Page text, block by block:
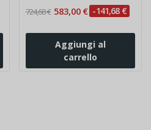
724,68 € 583,00 € -141,68 €
Aggiungi al
carrello